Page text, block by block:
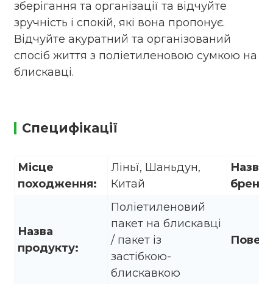
зберігання та організації та відчуйте
зручність і спокій, які вона пропонує.
Відчуйте акуратний та організований
спосіб життя з поліетиленовою сумкою на
блискавці.
Специфікації
Місце
походження:
Ліньї, Шаньдун,
Китай
Назва
Назва
продукту:
Поліетиленовий
пакет на блискавці
/ пакет із
застібкою-
блискавкою